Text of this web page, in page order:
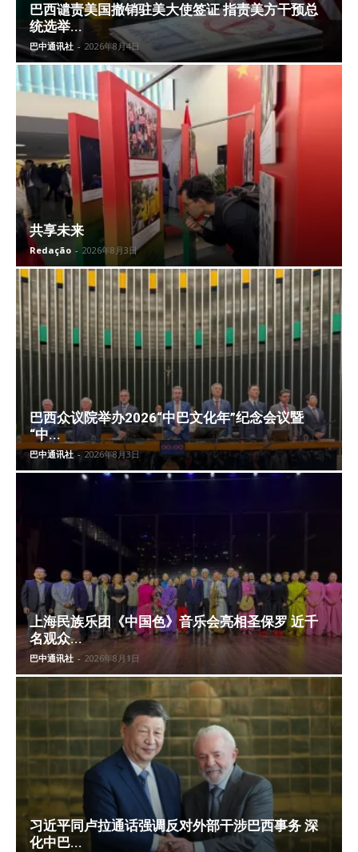
巴西谴责美国撤销驻美大使签证 指责美方干预总
统选举...
巴中通讯社 - 2026年8月4日
共享未来
Redação - 2026年8月3日
巴西众议院举办2026“中巴文化年”纪念会议暨
“中...
巴中通讯社 - 2026年8月3日
上海民族乐团《中国色》音乐会亮相圣保罗 近千
名观众...
巴中通讯社 - 2026年8月1日
习近平同卢拉通话强调反对外部干涉巴西事务 深
化中巴...